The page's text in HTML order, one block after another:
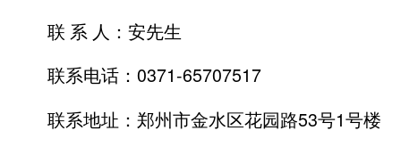
联 系 人：安先生
联系电话：0371-65707517
联系地址：郑州市金水区花园路53号1号楼